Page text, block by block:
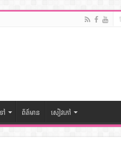
ព័ត៍មាន សៀវភៅ